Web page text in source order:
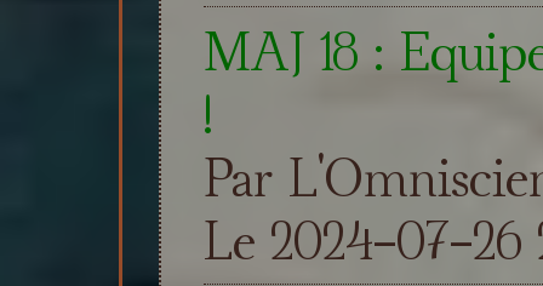
MAJ 18 :
!
Par
Le 2024-07-26